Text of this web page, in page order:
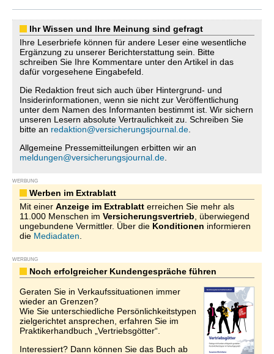
Ihr Wissen und Ihre Meinung sind gefragt
Ihre Leserbriefe können für andere Leser eine wesentliche
Ergänzung zu unserer Berichterstattung sein. Bitte
schreiben Sie Ihre Kommentare unter den Artikel in das
dafür vorgesehene Eingabefeld.
Die Redaktion freut sich auch über Hintergrund- und
Insiderinformationen, wenn sie nicht zur Veröffentlichung
unter dem Namen des Informanten bestimmt ist. Wir sichern
unseren Lesern absolute Vertraulichkeit zu. Schreiben Sie
bitte an redaktion@versicherungsjournal.de
Allgemeine Pressemitteilungen erbitten wir an
meldungen@versicherungsjournal.de
WERBUNG
Werben im Extrablatt
Mit einer Anzeige im Extrablatt erreichen Sie mehr als
11.000 Menschen im Versicherungsvertrieb , überwiegend
ungebundene Vermittler. Über die Konditionen informieren
die Mediadaten
WERBUNG
Noch erfolgreicher Kundengespräche führen
Geraten Sie in Verkaufssituationen immer
wieder an Grenzen?
Wie Sie unterschiedliche Persönlichkeitstypen
zielgerichtet ansprechen, erfahren Sie im
Praktikerhandbuch „Vertriebsgötter“.
Interessiert? Dann können Sie das Buch ab